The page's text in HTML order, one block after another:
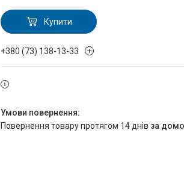
Купити
+380 (73) 138-13-33
повернення товару протягом 14 днів за